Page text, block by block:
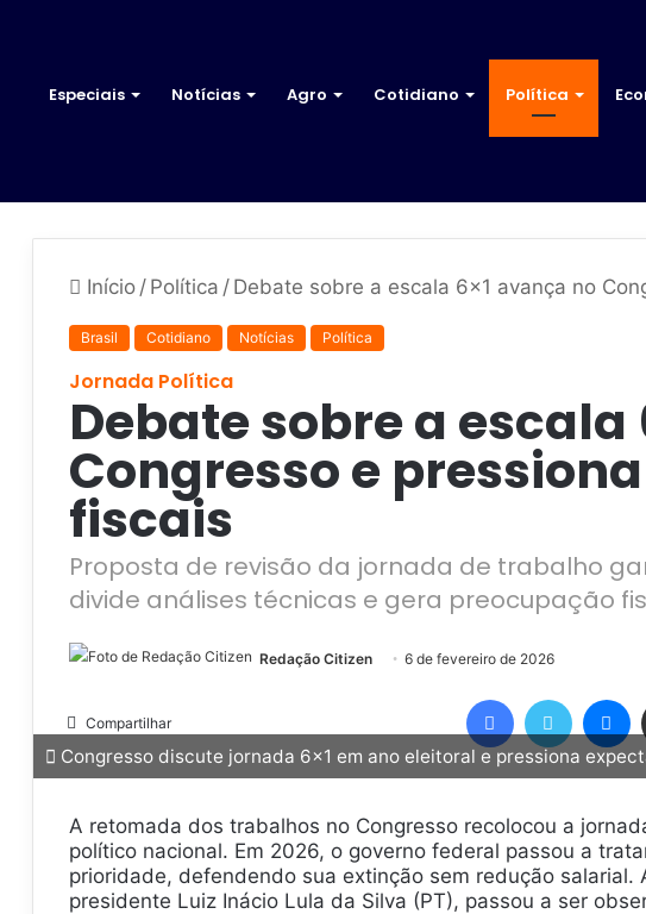
Especiais Notícias Agro Cotidiano Política
Início / Política / Debate sobre a escala 6×1 avança no
Brasil Cotidiano Notícias Política
Jornada Política
Debate sobre a escala
Congresso e
fiscais
Proposta de revisão da jornada de trabalho
divide análises técnicas e gera preocupação
Redação Citizen 6 de fevereiro de 2026
Compartilhar
Congresso discute jornada 6×1 em ano eleitoral e pressiona
A retomada dos trabalhos no Congresso recolocou a
político nacional. Em 2026, o governo federal passou a
prioridade, defendendo sua extinção sem redução salarial.
presidente Luiz Inácio Lula da Silva (PT), passou a ser